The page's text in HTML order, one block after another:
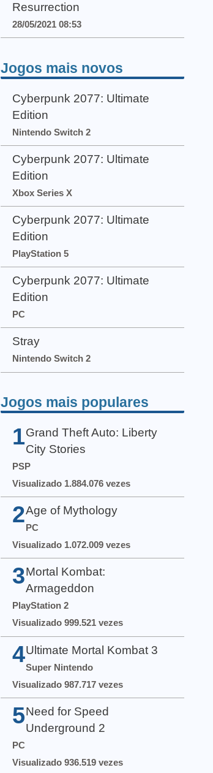
Resurrection
28/05/2021 08:53
Jogos mais novos
Cyberpunk 2077: Ultimate
Edition
Nintendo Switch 2
Cyberpunk 2077: Ultimate
Edition
Xbox Series X
Cyberpunk 2077: Ultimate
Edition
PlayStation 5
Cyberpunk 2077: Ultimate
Edition
PC
Stray
Nintendo Switch 2
Jogos mais populares
1 Grand Theft Auto: Liberty
City Stories
PSP
Visualizado 1.884.076 vezes
2Age of Mythology
PC
Visualizado 1.072.009 vezes
3 Mortal Kombat:
Armageddon
PlayStation 2
Visualizado 999.521 vezes
4 Ultimate Mortal Kombat 3
Super Nintendo
Visualizado 987.717 vezes
5 Need for Speed
Underground 2
PC
Visualizado 936.519 vezes